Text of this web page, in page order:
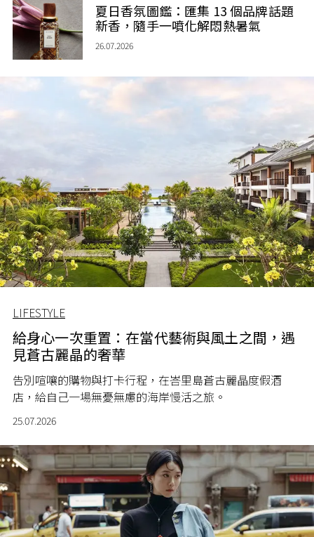
夏日香氛圖鑑：匯集 13 個品牌話題
新香，隨手一噴化解悶熱暑氣
26.07.2026
LIFESTYLE
給身心一次重置：在當代藝術與風土之間，遇
見蒼古麗晶的奢華
告別喧嚷的購物與打卡行程，在峇里島蒼古麗晶度假酒
店，給自己一場無憂無慮的海岸慢活之旅。
25.07.2026